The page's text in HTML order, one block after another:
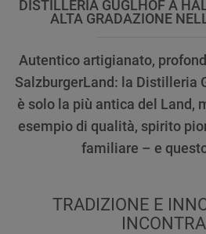
DISTILLERIA GUGLHOF A
ALTA GRADAZIONE
Autentico artigianato,
SalzburgerLand: la Distilleria
è solo la più antica del Land,
esempio di qualità, spirito
familiare – e
TRADIZIONE E